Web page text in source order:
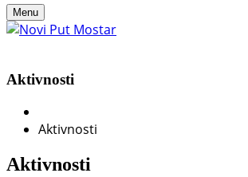
Menu
Aktivnosti
Aktivnosti
Aktivnosti